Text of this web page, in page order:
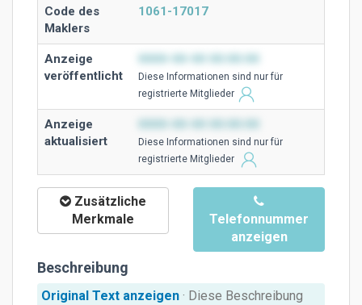
Code des
Maklers
1061-17017
Anzeige
veröffentlicht
Diese Ιnformationen sind nur für
registrierte Mitglieder
Anzeige
aktualisiert
Diese Ιnformationen sind nur für
registrierte Mitglieder
Zusätzliche
Merkmale
Telefonnummer
anzeigen
Beschreibung
Original Text anzeigen · Diese Beschreibung